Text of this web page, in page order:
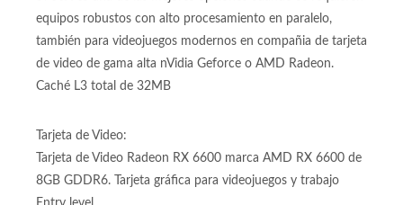
Procesador Amd Ryzen 7 5700X 3ra generación @
3.4/4.6GHZ con 8 núcleos y 16 hilos, socket Amd Am4 Con
increibles 16 hilos de procesamiento y 8 núcleos físicos, el
5700X es una de las mejores opciones cuando se requieren
también para videojuegos modernos en compañia de tarjeta
de video de gama alta nVidia Geforce o AMD Radeon.
Caché L3 total de 32MB